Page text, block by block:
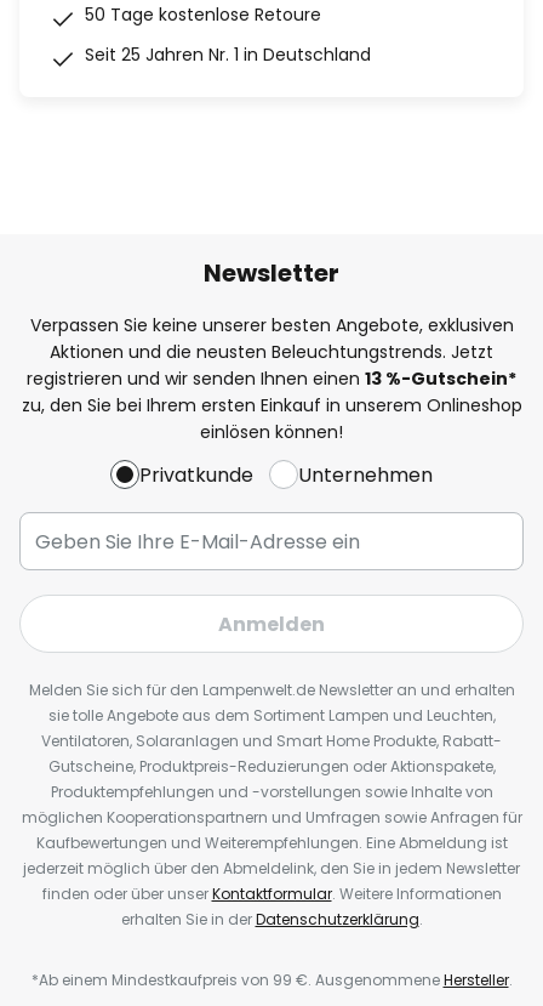
50 Tage kostenlose Retoure
Seit 25 Jahren Nr. 1 in Deutschland
Newsletter
Verpassen Sie keine unserer besten Angebote, exklusiven
Aktionen und die neusten Beleuchtungstrends. Jetzt
registrieren und wir senden Ihnen einen 13 %-Gutschein*
zu, den Sie bei Ihrem ersten Einkauf in unserem Onlineshop
einlösen können!
Privatkunde Unternehmen
Anmelden
Melden Sie sich für den Lampenwelt.de Newsletter an und erhalten
sie tolle Angebote aus dem Sortiment Lampen und Leuchten,
Ventilatoren, Solaranlagen und Smart Home Produkte, Rabatt-
Gutscheine, Produktpreis-Reduzierungen oder Aktionspakete,
Produktempfehlungen und -vorstellungen sowie Inhalte von
möglichen Kooperationspartnern und Umfragen sowie Anfragen für
Kaufbewertungen und Weiterempfehlungen. Eine Abmeldung ist
jederzeit möglich über den Abmeldelink, den Sie in jedem Newsletter
finden oder über unserKontaktformular. Weitere Informationen
erhalten Sie in derDatenschutzerklärung.
*Ab einem Mindestkaufpreis von 99 €. AusgenommeneHersteller.